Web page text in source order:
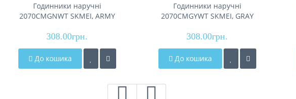
Годинники наручні
2070CMGNWT SKMEI, ARMY
308.00грн.
До кошика
Годинники наручні
2070CMGYWT SKMEI, GRAY
308.00грн.
До кошика